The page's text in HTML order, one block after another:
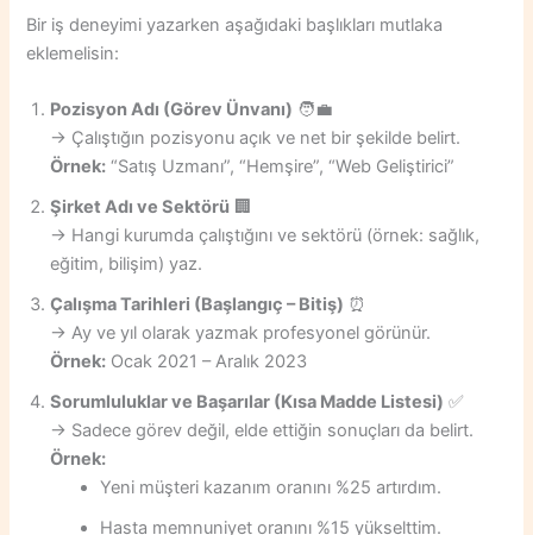
Bir iş deneyimi yazarken aşağıdaki başlıkları mutlaka
eklemelisin:
Pozisyon Adı (Görev Ünvanı) 🧑‍💼
→ Çalıştığın pozisyonu açık ve net bir şekilde belirt.
Örnek: “Satış Uzmanı”, “Hemşire”, “Web Geliştirici”
Şirket Adı ve Sektörü 🏢
→ Hangi kurumda çalıştığını ve sektörü (örnek: sağlık,
eğitim, bilişim) yaz.
Çalışma Tarihleri (Başlangıç – Bitiş) ⏰
→ Ay ve yıl olarak yazmak profesyonel görünür.
Örnek: Ocak 2021 – Aralık 2023
Sorumluluklar ve Başarılar (Kısa Madde Listesi) ✅
→ Sadece görev değil, elde ettiğin sonuçları da belirt.
Örnek:
Yeni müşteri kazanım oranını %25 artırdım.
Hasta memnuniyet oranını %15 yükselttim.